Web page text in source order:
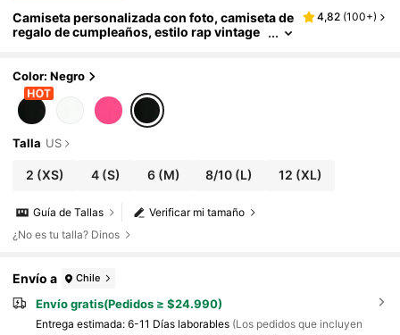
Camiseta personalizada con foto, camiseta de
regalo de cumpleaños, estilo rap vintage
4,82 (100+)
Color: Negro
Talla US
2 (XS) 4(S) 6(M) 8/10 (L) 12 (XL)
Verificar mi tamaño
Guía de Tallas
¿No es tu talla? Dinos
Envío a Chile
Envío gratis(Pedidos ≥ $24.990)
Entrega estimada: 6-11 Días laborables (Los pedidos que incluyen